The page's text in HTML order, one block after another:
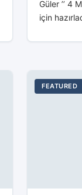
Güler ’’ 4
için
birileri gibi
FEATURED